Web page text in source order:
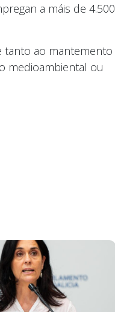
a máis de 4.500
tanto ao mantemento
medioambiental ou